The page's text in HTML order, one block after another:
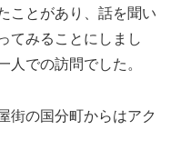
ことがあり、話を聞い
てみることにしまし
人での訪問でした。
街の国分町からはアク